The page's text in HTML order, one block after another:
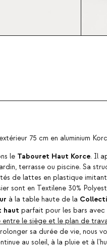
75 cm en aluminium
le Tabouret Haut Korce. Il
terrasse ou piscine. Sa
de lattes en plastique
sont en Textilene 30%
à la table haute de la
haut parfait pour les bars avec
entre le siège et le plan de
sa durée de vie, nous
au soleil, à la pluie et à